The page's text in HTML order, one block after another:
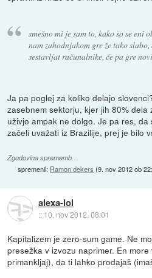
smešno mi je sam to, kako so se eni
nam zahodnjakom gre že tako
sestavljat računalnike, če pa gre
Ja pa poglej za koliko delajo
zasebnem sektorju, kjer jih 80% dela
uživjo ampak ne dolgo. Je pa res, da
začeli uvažati iz Brazilije, prej je bilo
Zgodovina sprememb…
spremenil: Ramon dekers (9. nov 2012 ob
alexa-lol
:: 10. nov 2012, 08:01
Kapitalizem je zero-sum game. Ne
presežka v izvozu naprimer. En
primankljaj), da ti lahko prodajaš